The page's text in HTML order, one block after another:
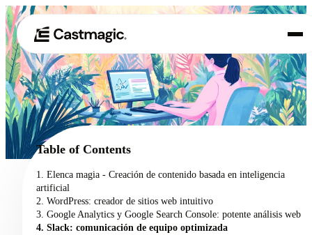
01 Producto
02 Casos de uso
Precios
Acerca de nosotros
Table of Contents
1. Elenca magia - Creación de contenido basada en inteligencia
artificial
2. WordPress: creador de sitios web intuitivo
3. Google Analytics y Google Search Console: potente análisis web
4. Slack: comunicación de equipo optimizada